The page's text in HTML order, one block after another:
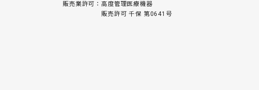
販売業許可
高度管理医療機器
販売許可 千保 第0641号